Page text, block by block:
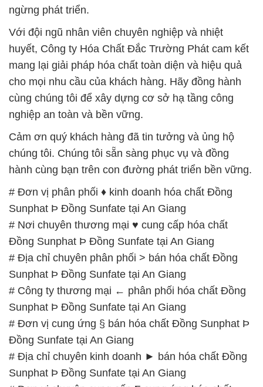
ngừng phát triển.
Với đội ngũ nhân viên chuyên nghiệp và nhiệt
huyết, Công ty Hóa Chất Đắc Trường Phát cam kết
mang lại giải pháp hóa chất toàn diện và hiệu quả
cho mọi nhu cầu của khách hàng. Hãy đồng hành
cùng chúng tôi để xây dựng cơ sở hạ tầng công
nghiệp an toàn và bền vững.
Cảm ơn quý khách hàng đã tin tưởng và ủng hộ
chúng tôi. Chúng tôi sẵn sàng phục vụ và đồng
hành cùng bạn trên con đường phát triển bền vững.
# Đơn vị phân phối ♦ kinh doanh hóa chất Đồng
Sunphat Þ Đồng Sunfate tại An Giang
# Nơi chuyên thương mại ♥ cung cấp hóa chất
Đồng Sunphat Þ Đồng Sunfate tại An Giang
# Địa chỉ chuyên phân phối > bán hóa chất Đồng
Sunphat Þ Đồng Sunfate tại An Giang
# Công ty thương mại ← phân phối hóa chất Đồng
Sunphat Þ Đồng Sunfate tại An Giang
# Đơn vị cung ứng § bán hóa chất Đồng Sunphat Þ
Đồng Sunfate tại An Giang
# Địa chỉ chuyên kinh doanh ► bán hóa chất Đồng
Sunphat Þ Đồng Sunfate tại An Giang